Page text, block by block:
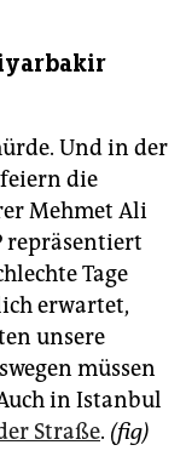
Und in der
die
Mehmet Ali
repräsentiert
Tage
erwartet,
unsere
müssen
in Istanbul
Straße. (fig)